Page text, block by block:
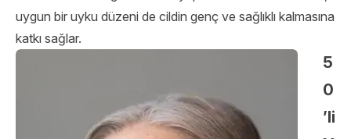
uygun bir uyku düzeni de cildin genç ve sağlıklı kalmasına
katkı sağlar.
5
0
’li